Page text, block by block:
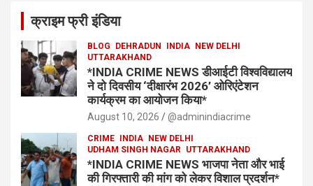
क्राइम फ्री इंडिया
BLOG DEHRADUN INDIA NEW DELHI
UTTARAKHAND
*INDIA CRIME NEWS डीआईटी विश्वविद्यालय
ने दो दिवसीय ‘दीक्षारंभ 2026’ ओरिएंटेशन
कार्यक्रम का आयोजन किया*
August 10, 2026 @adminindiacrime
CRIME INDIA NEW DELHI
UDHAM SINGH NAGAR
UTTARAKHAND
*INDIA CRIME NEWS भाजपा नेता और भाई
की गिरफ्तारी की मांग को लेकर विशाल प्रदर्शन*